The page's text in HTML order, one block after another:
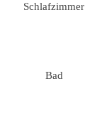
Schlafzimmer
Bad